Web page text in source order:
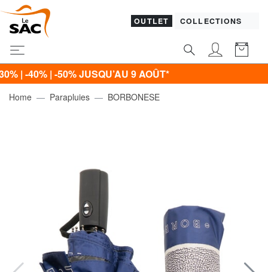
OUTLET COLLECTIONS
| -50% JUSQU’AU 9 AOÛT*
Home Parapluies BORBONESE